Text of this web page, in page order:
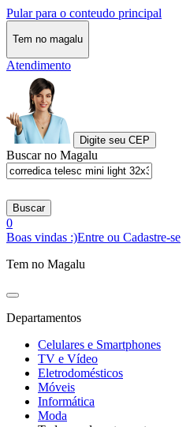
Pular para o conteudo principal
Tem no magalu
Atendimento
Digite seu CEP
Buscar no Magalu
Buscar
0
Boas vindas :)Entre ou Cadastre-se
Tem no Magalu
Departamentos
Celulares e Smartphones
TV e Vídeo
Eletrodomésticos
Móveis
Informática
Moda